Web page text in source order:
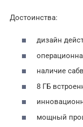
Достоинства:
дизайн
наличие
8 ГБ
мощный